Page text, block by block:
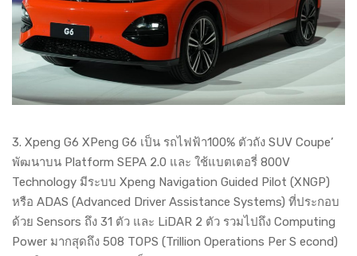
3. Xpeng G6 XPeng G6 เป็น รถไฟฟ้า100% ตัวถัง SUV Coupe’
พัฒนาบน Platform SEPA 2.0 และ ใช้แบตเตอรี่ 800V
Technology มีระบบ Xpeng Navigation Guided Pilot (XNGP)
หรือ ADAS (Advanced Driver Assistance Systems) ที่ประกอบ
ด้วย Sensors ถึง 31 ตัว และ LiDAR 2 ตัว รวมไปถึง Computing
Power มากสุดถึง 508 TOPS (Trillion Operations Per S econd)